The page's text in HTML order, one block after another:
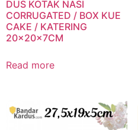
DUS KOTAK NASI
CORRUGATED / BOX KUE
CAKE / KATERING
20x20x7CM
Read more